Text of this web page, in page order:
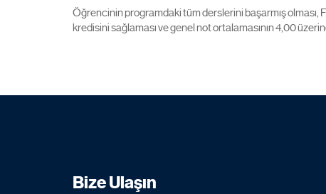
Öğrencinin programdaki tüm derslerini başarmış olması,
kredisini sağlaması ve genel not ortalamasının 4,00
Bize Ulaşın